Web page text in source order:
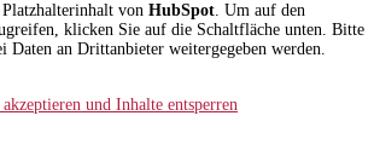
Platzhalterinhalt von HubSpot. Um auf den
klicken Sie auf die Schaltfläche unten. Bitte
Daten an Drittanbieter weitergegeben werden.
und Inhalte entsperren